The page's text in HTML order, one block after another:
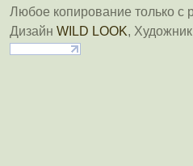
Любое копирование только с
Дизайн WILD LOOK,